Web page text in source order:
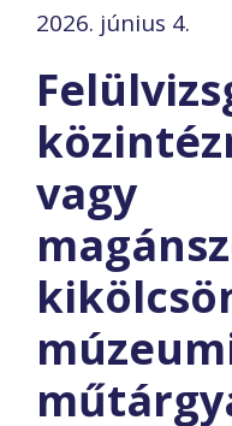
2026. június 4.
vagy